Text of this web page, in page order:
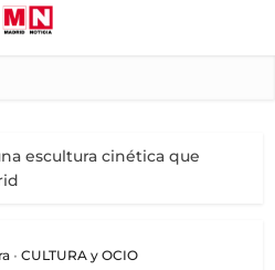
escultura cinética que
• CULTURA y OCIO